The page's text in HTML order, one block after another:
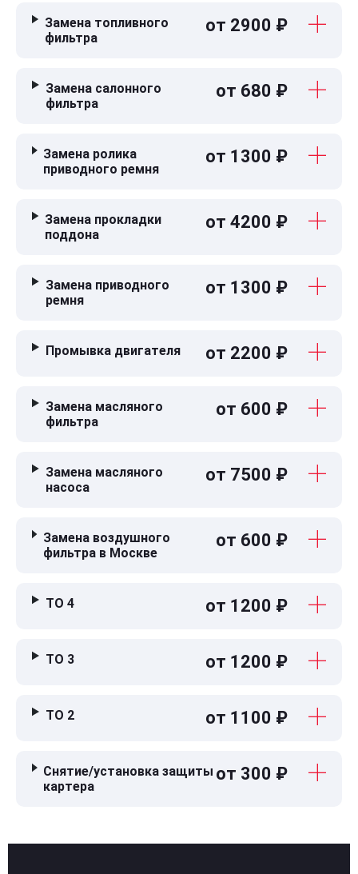
Замена топливного
фильтра
от 2900 ₽
Замена салонного
фильтра
от 680 ₽
Замена ролика
приводного ремня
от 1300 ₽
Замена прокладки
поддона
от 4200 ₽
Замена приводного
ремня
от 1300 ₽
Промывка двигателя от 2200 ₽
Замена масляного
фильтра
от 600 ₽
Замена масляного
насоса
от 7500 ₽
Замена воздушного
фильтра в Москве
от 600 ₽
ТО 4 от 1200 ₽
ТО 3 от 1200 ₽
ТО 2 от 1100 ₽
Снятие/установка защиты
картера
от 300 ₽